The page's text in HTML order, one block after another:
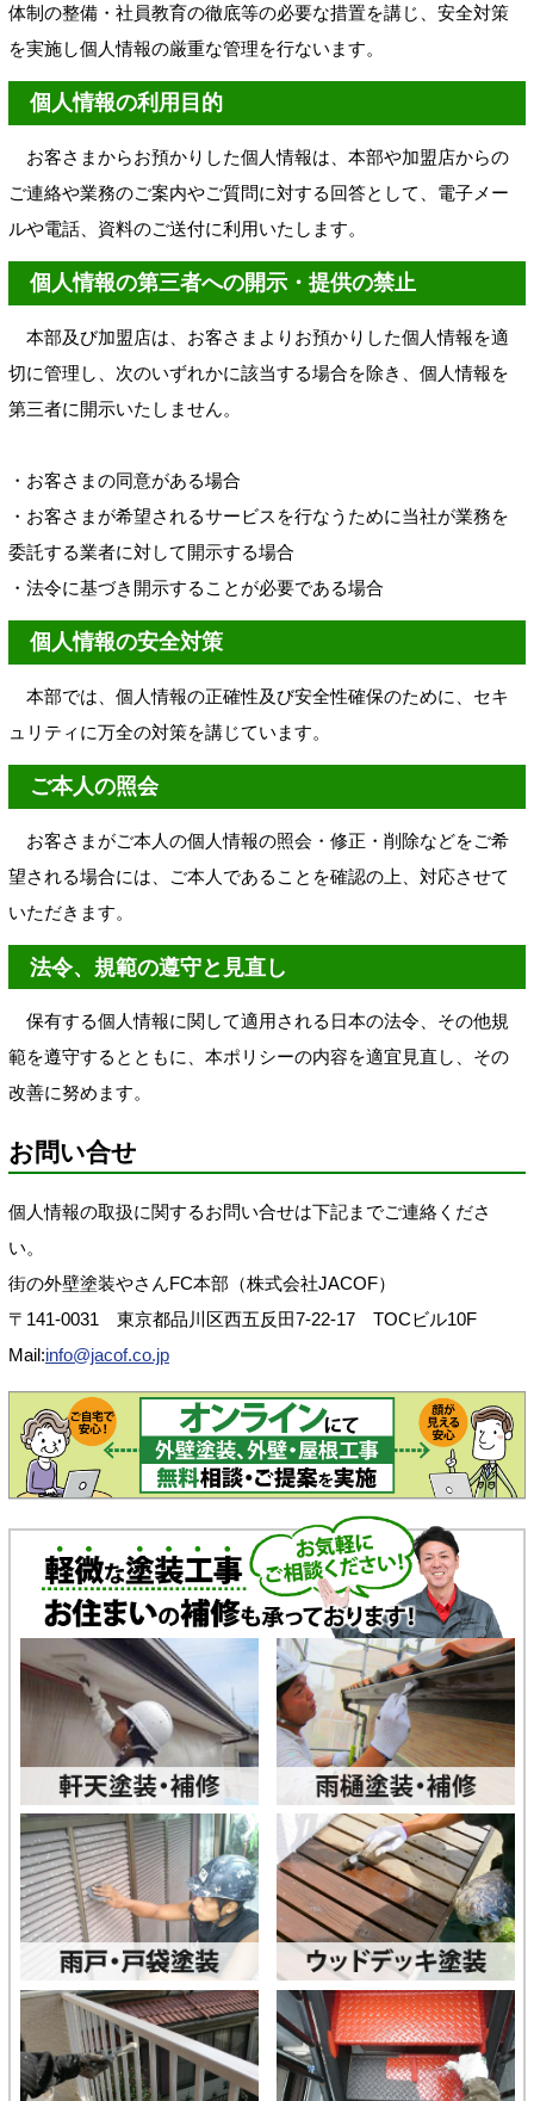
体制の整備・社員教育の徹底等の必要な措置を講じ、安全対策
を実施し個人情報の厳重な管理を行ないます。
個人情報の利用目的
お客さまからお預かりした個人情報は、本部や加盟店からの
ご連絡や業務のご案内やご質問に対する回答として、電子メー
ルや電話、資料のご送付に利用いたします。
個人情報の第三者への開示・提供の禁止
本部及び加盟店は、お客さまよりお預かりした個人情報を適
切に管理し、次のいずれかに該当する場合を除き、個人情報を
第三者に開示いたしません。
・お客さまの同意がある場合
・お客さまが希望されるサービスを行なうために当社が業務を
委託する業者に対して開示する場合
・法令に基づき開示することが必要である場合
個人情報の安全対策
本部では、個人情報の正確性及び安全性確保のために、セキ
ュリティに万全の対策を講じています。
ご本人の照会
お客さまがご本人の個人情報の照会・修正・削除などをご希
望される場合には、ご本人であることを確認の上、対応させて
いただきます。
法令、規範の遵守と見直し
保有する個人情報に関して適用される日本の法令、その他規
範を遵守するとともに、本ポリシーの内容を適宜見直し、その
改善に努めます。
お問い合せ
個人情報の取扱に関するお問い合せは下記までご連絡くださ
い。
街の外壁塗装やさんFC本部（株式会社JACOF）
〒141-0031 東京都品川区西五反田7-22-17 TOCビル10F
Mail:info@jacof.co.jp